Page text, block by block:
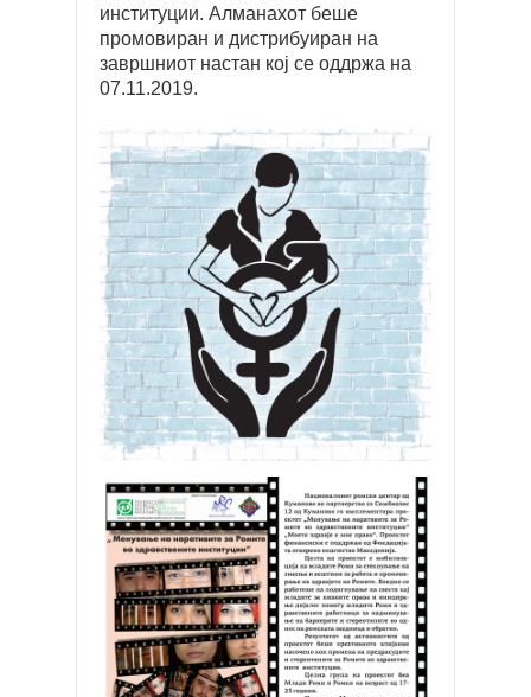
институции. Алманахот беше
промовиран и дистрибуиран на
завршниот настан кој се оддржа на
07.11.2019.